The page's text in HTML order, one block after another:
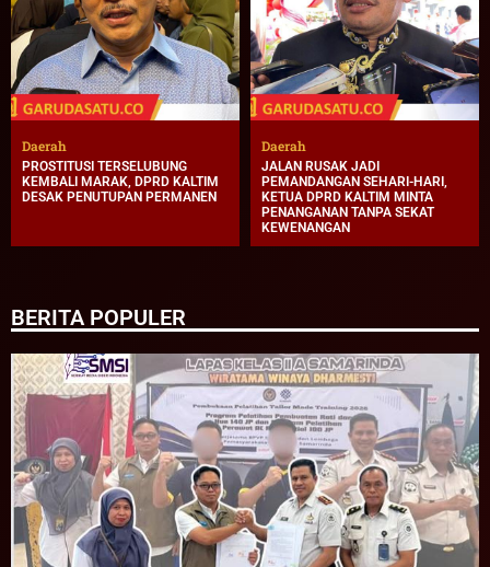
Daerah
PROSTITUSI TERSELUBUNG
KEMBALI MARAK, DPRD KALTIM
DESAK PENUTUPAN PERMANEN
Daerah
JALAN RUSAK JADI
PEMANDANGAN SEHARI-HARI,
KETUA DPRD KALTIM MINTA
PENANGANAN TANPA SEKAT
KEWENANGAN
BERITA POPULER